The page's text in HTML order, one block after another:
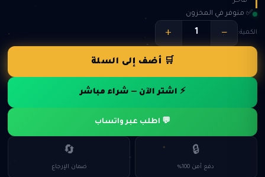
✅ متوفر في المخزون
الكمية: −
+
🛒 أضف إلى السلة
⚡ اشتر الآن — شراء مباشر
💬 اطلب عبر واتساب
🔒
دفع آمن 100%
🔄
ضمان الإرجاع